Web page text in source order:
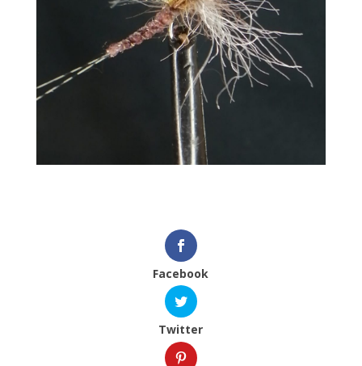
Facebook
Twitter